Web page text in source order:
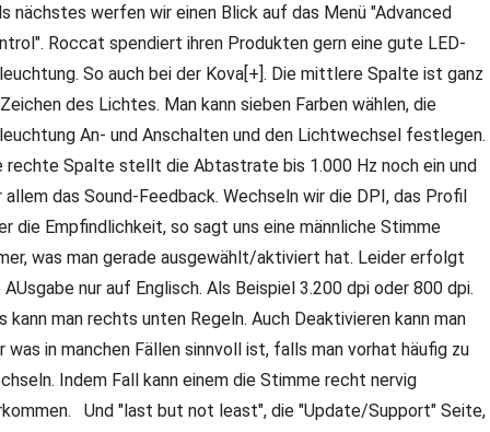
nächstes werfen wir einen Blick auf das Menü "Advanced
Roccat spendiert ihren Produkten gern eine gute LED-
So auch bei der Kova[+]. Die mittlere Spalte ist ganz
des Lichtes. Man kann sieben Farben wählen, die
An- und Anschalten und den Lichtwechsel festlegen.
rechte Spalte stellt die Abtastrate bis 1.000 Hz noch ein und
allem das Sound-Feedback. Wechseln wir die DPI, das Profil
die Empfindlichkeit, so sagt uns eine männliche Stimme
was man gerade ausgewählt/aktiviert hat. Leider erfolgt
AUsgabe nur auf Englisch. Als Beispiel 3.200 dpi oder 800 dpi.
kann man rechts unten Regeln. Auch Deaktivieren kann man
was in manchen Fällen sinnvoll ist, falls man vorhat häufig zu
Indem Fall kann einem die Stimme recht nervig
Und "last but not least", die "Update/Support" Seite,